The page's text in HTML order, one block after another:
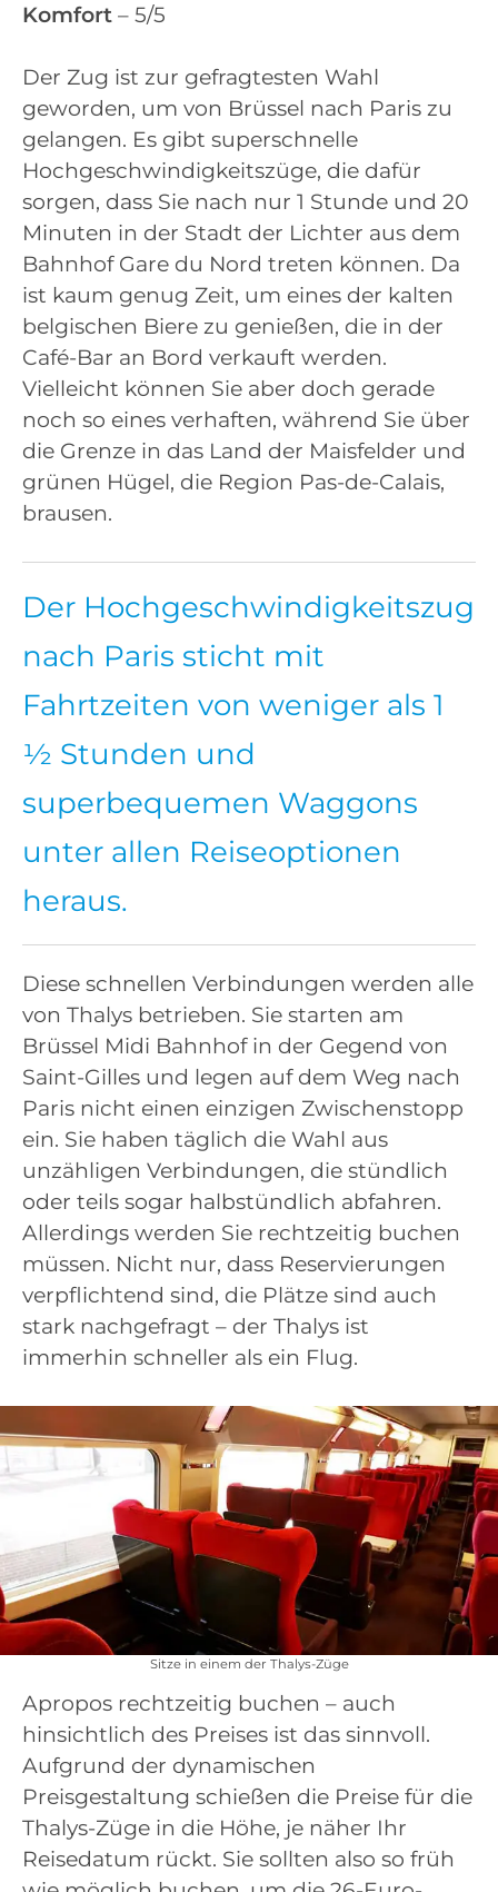
Komfort – 5/5
Der Zug ist zur gefragtesten Wahl
geworden, um von Brüssel nach Paris zu
gelangen. Es gibt superschnelle
Hochgeschwindigkeitszüge, die dafür
sorgen, dass Sie nach nur 1 Stunde und 20
Minuten in der Stadt der Lichter aus dem
Bahnhof Gare du Nord treten können. Da
ist kaum genug Zeit, um eines der kalten
belgischen Biere zu genießen, die in der
Café-Bar an Bord verkauft werden.
Vielleicht können Sie aber doch gerade
noch so eines verhaften, während Sie über
die Grenze in das Land der Maisfelder und
grünen Hügel, die Region Pas-de-Calais,
brausen.
Der Hochgeschwindigkeitszug
nach Paris sticht mit
Fahrtzeiten von weniger als 1
½ Stunden und
superbequemen Waggons
unter allen Reiseoptionen
heraus.
Diese schnellen Verbindungen werden alle
von Thalys betrieben. Sie starten am
Brüssel Midi Bahnhof in der Gegend von
Saint-Gilles und legen auf dem Weg nach
Paris nicht einen einzigen Zwischenstopp
ein. Sie haben täglich die Wahl aus
unzähligen Verbindungen, die stündlich
oder teils sogar halbstündlich abfahren.
Allerdings werden Sie rechtzeitig buchen
müssen. Nicht nur, dass Reservierungen
verpflichtend sind, die Plätze sind auch
stark nachgefragt – der Thalys ist
immerhin schneller als ein Flug.
Sitze in einem der Thalys-Züge
Apropos rechtzeitig buchen – auch
hinsichtlich des Preises ist das sinnvoll.
Aufgrund der dynamischen
Preisgestaltung schießen die Preise für die
Thalys-Züge in die Höhe, je näher Ihr
Reisedatum rückt. Sie sollten also so früh